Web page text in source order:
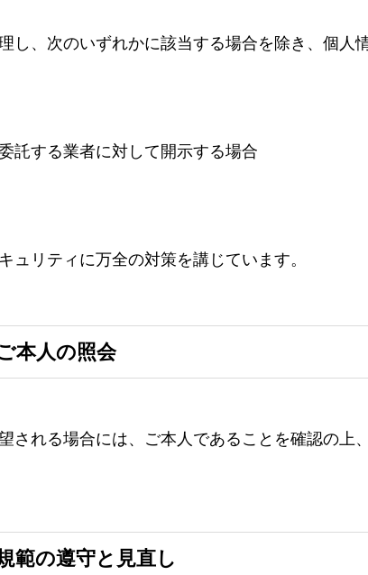
、次のいずれかに該当する場合を除き、個人
託する業者に対して開示する場合
リティに万全の対策を講じています。
本人の照会
れる場合には、ご本人であることを確認の上
範の遵守と見直し